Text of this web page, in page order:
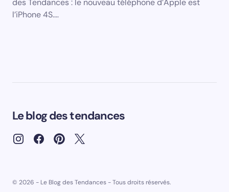
des Tendances : le nouveau téléphone d’Apple est
l’iPhone 4S.…
Le blog des tendances
© 2026 - Le Blog des Tendances - Tous droits réservés.